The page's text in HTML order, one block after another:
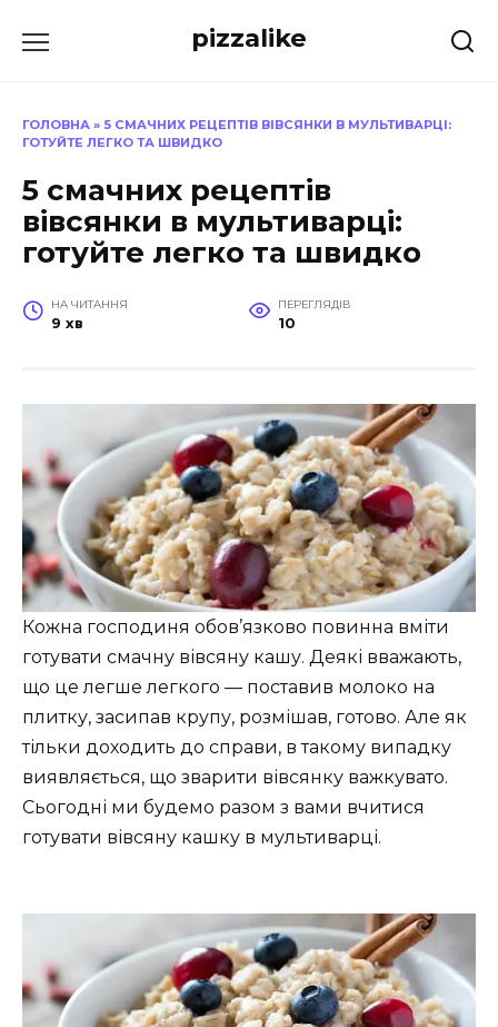
до
pizzalike
ГОЛОВНА » 5 СМАЧНИХ РЕЦЕПТІВ ВІВСЯНКИ В МУЛЬТИВАРЦІ:
ГОТУЙТЕ ЛЕГКО ТА ШВИДКО
5 смачних рецептів
вівсянки в мультиварці:
готуйте легко та швидко
НА ЧИТАННЯ
9 хв
ПЕРЕГЛЯДІВ
10
Кожна господиня обов’язково повинна вміти
готувати смачну вівсяну кашу. Деякі вважають,
що це легше легкого — поставив молоко на
плитку, засипав крупу, розмішав, готово. Але як
тільки доходить до справи, в такому випадку
виявляється, що зварити вівсянку важкувато.
Сьогодні ми будемо разом з вами вчитися
готувати вівсяну кашку в мультиварці.